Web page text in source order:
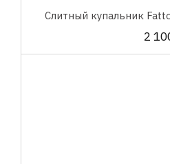
Слитный купальник
2